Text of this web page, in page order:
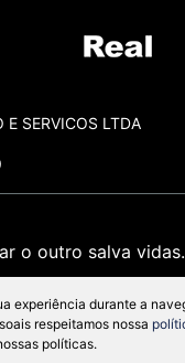
E SERVICOS LTDA
o outro salva vidas.
experiência durante a
respeitamos nossa
políticas.